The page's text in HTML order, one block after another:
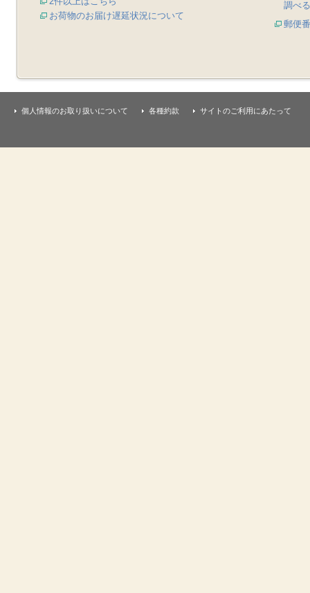
お荷物のお届け遅延状況について
調べる
郵便
個人情報のお取り扱いについて 各種約款 サイトのご利用にあたって